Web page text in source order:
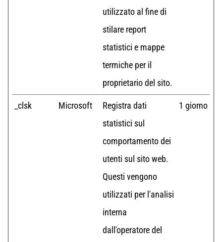
utilizzato al fine di
stilare report
statistici e mappe
termiche per il
proprietario del sito.
_clsk Microsoft
Registra dati
statistici sul
comportamento dei
utenti sul sito web.
Questi vengono
utilizzati per l'analisi
interna
dall'operatore del
1 giorno